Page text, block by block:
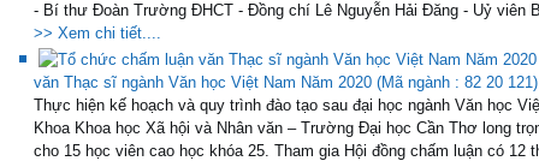
- Bí thư Đoàn Trường ĐHCT - Đồng chí Lê Nguyễn Hải Đăng - Uỷ viên
>> Xem chi tiết....
văn Thạc sĩ ngành Văn học Việt Nam Năm 2020 (Mã ngành : 82 20 121)
Thực hiện kế hoạch và quy trình đào tạo sau đại học ngành Văn học
Khoa Khoa học Xã hội và Nhân văn – Trường Đại học Cần Thơ long
cho 15 học viên cao học khóa 25. Tham gia Hội đồng chấm luận có 12